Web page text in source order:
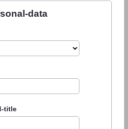
data
title